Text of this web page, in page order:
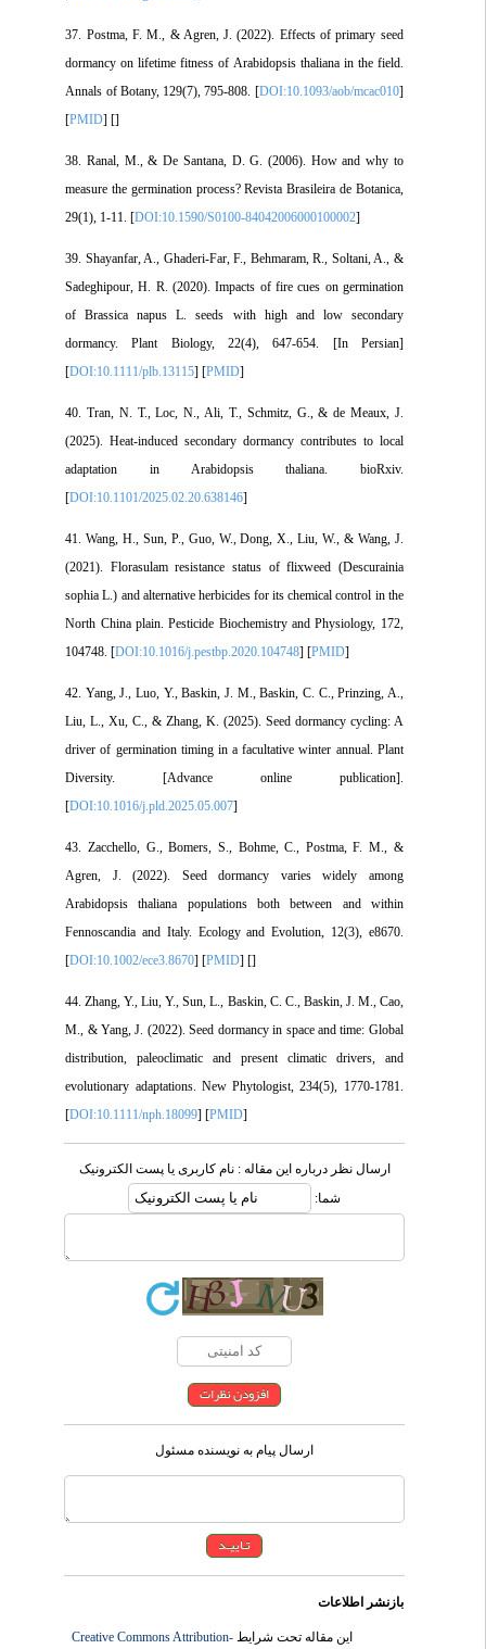
37. Postma, F. M., & Agren, J. (2022). Effects of primary seed
dormancy on lifetime fitness of Arabidopsis thaliana in the field.
Annals of Botany, 129(7), 795-808. [DOI:10.1093/aob/mcac010
[PMID] [
38. Ranal, M., & De Santana, D. G. (2006). How and why to
measure the germination process? Revista Brasileira de Botanica,
29(1), 1-11. [DOI:10.1590/S0100-84042006000100002
39. Shayanfar, A., Ghaderi-Far, F., Behmaram, R., Soltani, A., &
Sadeghipour, H. R. (2020). Impacts of fire cues on germination
of Brassica napus L. seeds with high and low secondary
dormancy. Plant Biology, 22(4), 647-654. [In Persian]
[DOI:10.1111/plb.13115] [PMID
40. Tran, N. T., Loc, N., Ali, T., Schmitz, G., & de Meaux, J.
(2025). Heat-induced secondary dormancy contributes to local
adaptation in Arabidopsis thaliana. bioRxiv.
[DOI:10.1101/2025.02.20.638146
41. Wang, H., Sun, P., Guo, W., Dong, X., Liu, W., & Wang, J.
(2021). Florasulam resistance status of flixweed (Descurainia
sophia L.) and alternative herbicides for its chemical control in the
North China plain. Pesticide Biochemistry and Physiology, 172,
104748. [DOI:10.1016/j.pestbp.2020.104748] [PMID
42. Yang, J., Luo, Y., Baskin, J. M., Baskin, C. C., Prinzing, A.,
Liu, L., Xu, C., & Zhang, K. (2025). Seed dormancy cycling: A
driver of germination timing in a facultative winter annual. Plant
Diversity. [Advance online publication].
[DOI:10.1016/j.pld.2025.05.007
43. Zacchello, G., Bomers, S., Bohme, C., Postma, F. M., &
Agren, J. (2022). Seed dormancy varies widely among
Arabidopsis thaliana populations both between and within
Fennoscandia and Italy. Ecology and Evolution, 12(3), e8670.
[DOI:10.1002/ece3.8670] [PMID] [
44. Zhang, Y., Liu, Y., Sun, L., Baskin, C. C., Baskin, J. M., Cao,
M., & Yang, J. (2022). Seed dormancy in space and time: Global
distribution, paleoclimatic and present climatic drivers, and
evolutionary adaptations. New Phytologist, 234(5), 1770-1781.
[DOI:10.1111/nph.18099] [PMID
ارسال نظر درباره این مقاله : نام کاربری یا پست الکترونیک
شما:
ارسال پیام به نویسنده مسئول
بازنشر اطلاعات
این مقاله تحت شرایطCreative Commons Attribution-